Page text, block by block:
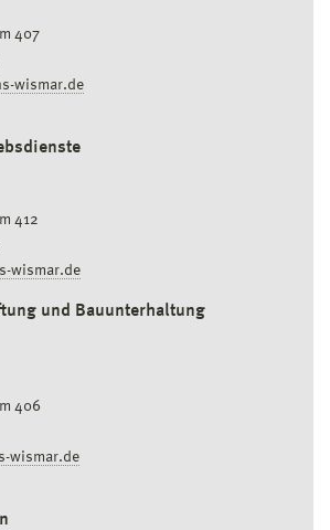
407
wismar.de
412
wismar.de
und Bauunterhaltung
406
wismar.de